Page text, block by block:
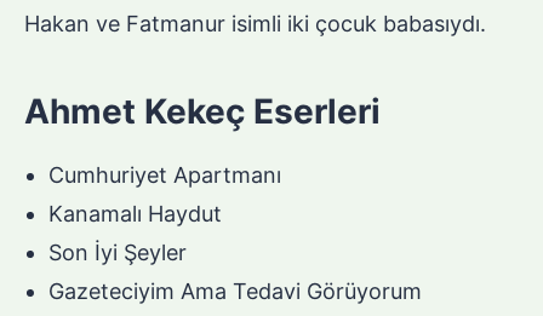
Hakan ve Fatmanur isimli iki çocuk babasıydı.
Ahmet Kekeç Eserleri
Cumhuriyet Apartmanı
Kanamalı Haydut
Son İyi Şeyler
Gazeteciyim Ama Tedavi Görüyorum